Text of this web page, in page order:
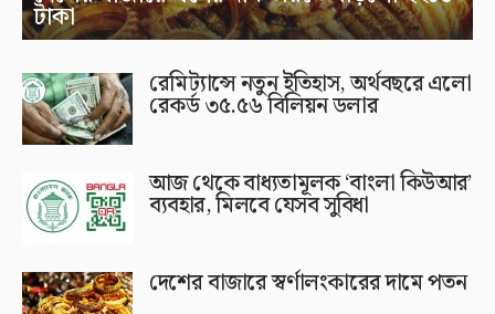
টাকা
রেমিট্যান্সে নতুন ইতিহাস, অর্থবছরে এলো
রেকর্ড ৩৫.৫৬ বিলিয়ন ডলার
আজ থেকে বাধ্যতামূলক ‘বাংলা কিউআর’
ব্যবহার, মিলবে যেসব সুবিধা
দেশের বাজারে স্বর্ণালংকারের দামে পতন